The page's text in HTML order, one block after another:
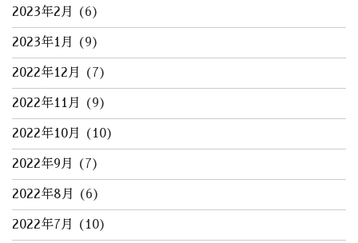
2023年2月 (6)
2023年1月 (9)
2022年12月 (7)
2022年11月 (9)
2022年10月 (10)
2022年9月 (7)
2022年8月 (6)
2022年7月 (10)